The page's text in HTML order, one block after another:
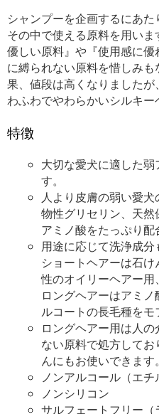
シャンプーを企画するにあた
その中で使える原料を用い
優しい原料』や『使用感に
に縛られない原料を惜しみ
果、値段は高くなりました
わふわでやわらかいシルキー
特徴
大切な愛犬に適した
す。
人より皮膚の弱い愛
物性グリセリン、天
アミノ酸をたっぷり配
用途に応じて洗浄成分
ショートヘアーは石
性のオイリーヘアー用
ロングヘアーはアミ
ルコートの長毛種をモ
ロングヘアー用は人
ない原料で処方して
んにもお使いできます。
ノンアルコール（エチ
ノンシリコン
サルフェートフリー（